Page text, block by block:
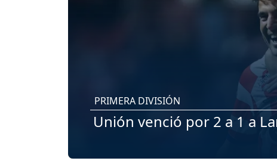
PRIMERA DIVISIÓN
Unión venció por 2 a 1 a